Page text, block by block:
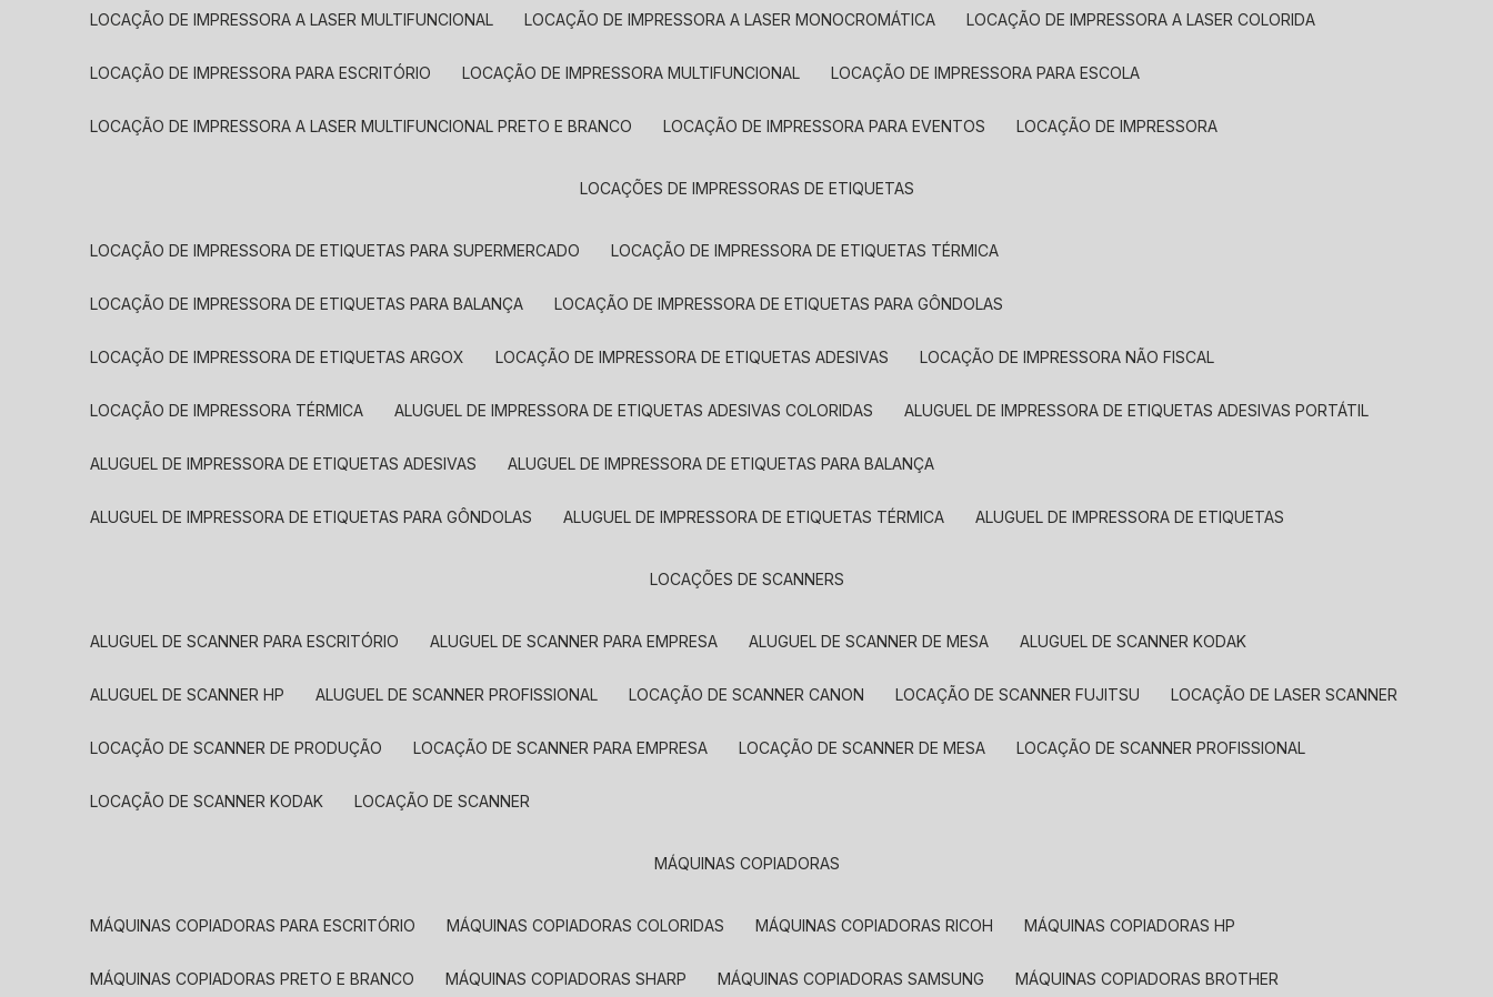
LOCAÇÃO DE IMPRESSORA A LASER MULTIFUNCIONAL LOCAÇÃO DE IMPRESSORA A LASER MONOCROMÁTICA LOCAÇÃO DE IMPRESSORA A LASER COLORIDA
LOCAÇÃO DE IMPRESSORA PARA ESCRITÓRIO LOCAÇÃO DE IMPRESSORA MULTIFUNCIONAL LOCAÇÃO DE IMPRESSORA PARA ESCOLA
LOCAÇÃO DE IMPRESSORA A LASER MULTIFUNCIONAL PRETO E BRANCO LOCAÇÃO DE IMPRESSORA PARA EVENTOS LOCAÇÃO DE IMPRESSORA
LOCAÇÕES DE IMPRESSORAS DE ETIQUETAS
LOCAÇÃO DE IMPRESSORA DE ETIQUETAS PARA SUPERMERCADO LOCAÇÃO DE IMPRESSORA DE ETIQUETAS TÉRMICA
LOCAÇÃO DE IMPRESSORA DE ETIQUETAS PARA BALANÇA LOCAÇÃO DE IMPRESSORA DE ETIQUETAS PARA GÔNDOLAS
LOCAÇÃO DE IMPRESSORA DE ETIQUETAS ARGOX LOCAÇÃO DE IMPRESSORA DE ETIQUETAS ADESIVAS LOCAÇÃO DE IMPRESSORA NÃO FISCAL
LOCAÇÃO DE IMPRESSORA TÉRMICA ALUGUEL DE IMPRESSORA DE ETIQUETAS ADESIVAS COLORIDAS ALUGUEL DE IMPRESSORA DE ETIQUETAS ADESIVAS PORTÁTIL
ALUGUEL DE IMPRESSORA DE ETIQUETAS ADESIVAS ALUGUEL DE IMPRESSORA DE ETIQUETAS PARA BALANÇA
ALUGUEL DE IMPRESSORA DE ETIQUETAS PARA GÔNDOLAS ALUGUEL DE IMPRESSORA DE ETIQUETAS TÉRMICA ALUGUEL DE IMPRESSORA DE ETIQUETAS
LOCAÇÕES DE SCANNERS
ALUGUEL DE SCANNER PARA ESCRITÓRIO ALUGUEL DE SCANNER PARA EMPRESA ALUGUEL DE SCANNER DE MESA ALUGUEL DE SCANNER KODAK
ALUGUEL DE SCANNER HP ALUGUEL DE SCANNER PROFISSIONAL LOCAÇÃO DE SCANNER CANON LOCAÇÃO DE SCANNER FUJITSU LOCAÇÃO DE LASER SCANNER
LOCAÇÃO DE SCANNER DE PRODUÇÃO LOCAÇÃO DE SCANNER PARA EMPRESA LOCAÇÃO DE SCANNER DE MESA LOCAÇÃO DE SCANNER PROFISSIONAL
LOCAÇÃO DE SCANNER KODAK LOCAÇÃO DE SCANNER
MÁQUINAS COPIADORAS
MÁQUINAS COPIADORAS PARA ESCRITÓRIO MÁQUINAS COPIADORAS COLORIDAS MÁQUINAS COPIADORAS RICOH MÁQUINAS COPIADORAS HP
MÁQUINAS COPIADORAS PRETO E BRANCO MÁQUINAS COPIADORAS SHARP MÁQUINAS COPIADORAS SAMSUNG MÁQUINAS COPIADORAS BROTHER